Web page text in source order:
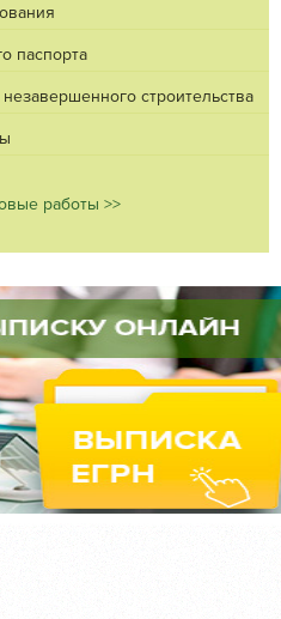
паспорта
строительства
работы >>